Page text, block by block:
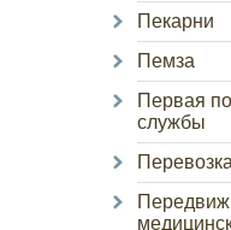
Пекарни
Пемза
Первая
службы